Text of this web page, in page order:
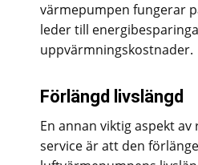
värmepumpen fungerar
leder till
uppvärmningskostnader.
Förlängd livslängd
En annan viktig aspekt
service är att den